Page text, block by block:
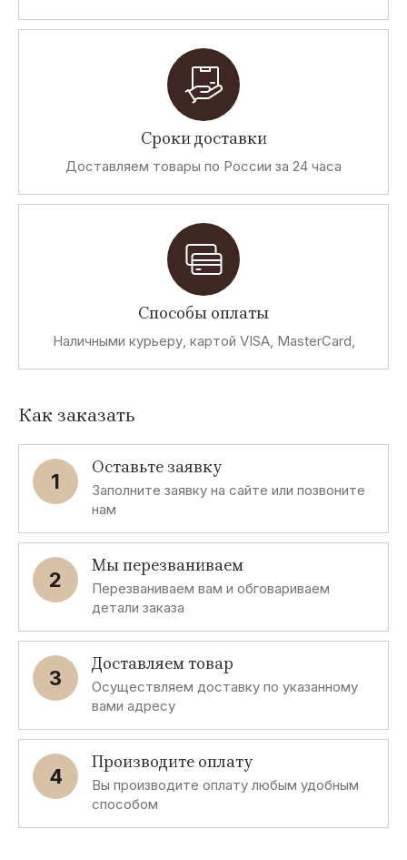
Сроки доставки
Доставляем товары по России за 24 часа
Способы оплаты
Наличными курьеру, картой VISA, MasterCard,
Как заказать
1
Оставьте заявку
Заполните заявку на сайте или позвоните
нам
2
Мы перезваниваем
Перезваниваем вам и обговариваем
детали заказа
3
Доставляем товар
Осуществляем доставку по указанному
вами адресу
4
Производите оплату
Вы производите оплату любым удобным
способом